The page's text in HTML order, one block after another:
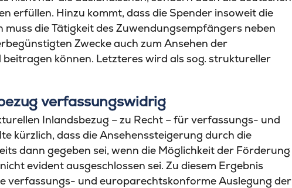
erfüllen. Hinzu kommt, dass die Spender insoweit die
die Tätigkeit des Zuwendungsempfängers neben
Zwecke auch zum Ansehen der
können. Letzteres wird als sog. struktureller
verfassungswidrig
Inlandsbezug – zu Recht – für verfassungs- und
kürzlich, dass die Ansehenssteigerung durch die
dann gegeben sei, wenn die Möglichkeit der Förderung
evident ausgeschlossen sei. Zu diesem Ergebnis
verfassungs- und europarechtskonforme Auslegung der